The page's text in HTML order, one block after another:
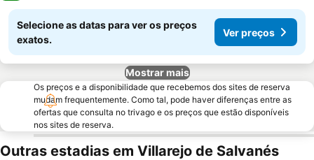
Selecione as datas para ver os preços
exatos.
Ver preços
Mostrar mais
Os preços e a disponibilidade que recebemos dos sites de reserva
mudam frequentemente. Como tal, pode haver diferenças entre as
ofertas que consulta no trivago e os preços que estão disponíveis
nos sites de reserva.
Outras estadias em Villarejo de Salvanés